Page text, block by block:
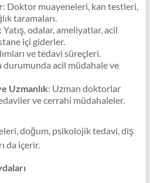
: Doktor muayeneleri, kan testleri,
taramaları.
Yatış, odalar, ameliyatlar, acil
içi giderler.
ve tedavi süreçleri.
durumunda acil müdahale ve
Uzmanlık: Uzman doktorlar
ve cerrahi müdahaleler.
doğum, psikolojik tedavi, diş
da içerir.